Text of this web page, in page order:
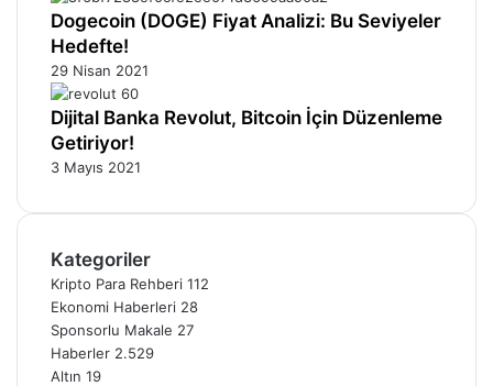
Dogecoin (DOGE) Fiyat Analizi: Bu Seviyeler
Hedefte!
29 Nisan 2021
Dijital Banka Revolut, Bitcoin İçin Düzenleme
Getiriyor!
3 Mayıs 2021
Kategoriler
Kripto Para Rehberi 112
Ekonomi Haberleri 28
Sponsorlu Makale 27
Haberler 2.529
Altın 19